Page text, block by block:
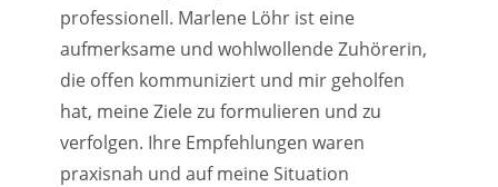
professionell. Marlene Löhr ist eine
aufmerksame und wohlwollende Zuhörerin,
die offen kommuniziert und mir geholfen
hat, meine Ziele zu formulieren und zu
verfolgen. Ihre Empfehlungen waren
praxisnah und auf meine Situation